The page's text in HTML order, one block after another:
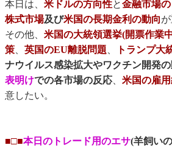
本日は、 米ドルの方向性と金融市場
株式市場及び米国の長期金利の動向
その他、 米国の大統領選挙(開票作業
策、 英国のEU離脱問題、 トランプ大
ナウイルス感染拡大やワクチン開発の
表明けでの各市場の反応、 米国の雇
意したい。
■□■本日のトレード用のエサ(羊飼い